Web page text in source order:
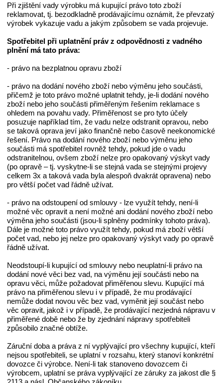
Při zjištění vady výrobku má kupující právo toto zboží
reklamovat, tj. bezodkladně prodávajícímu oznámit, že převzatý
výrobek vykazuje vadu a jakým způsobem se vada projevuje.
Spotřebitel při uplatnění práv z odpovědnosti z vadného
plnění má tato práva:
- právo na bezplatnou opravu zboží
- právo na dodání nového zboží nebo výměnu jeho součásti,
přičemž je toto právo možné uplatnit tehdy, je-li dodání nového
zboží nebo jeho součásti přiměřeným řešením reklamace s
ohledem na povahu vady. Přiměřenost se pro tyto účely
posuzuje například tím, že vadu nelze odstranit opravou, nebo
se taková oprava jeví jako finančně nebo časově neekonomické
řešení. Právo na dodání nového zboží nebo výměnu jeho
součásti má spotřebitel rovněž tehdy, pokud jde o vadu
odstranitelnou, ovšem zboží nelze pro opakovaný výskyt vady
(po opravě – tj. vyskytne-li se stejná vada se stejnými projevy
celkem 3x a taková vada byla alespoň dvakrát opravena) nebo
pro větší počet vad řádně užívat.
- právo na odstoupení od smlouvy - lze využít tehdy, není-li
možné věc opravit a není možné ani dodání nového zboží nebo
výměna jeho součásti (jsou-li splněny podmínky tohoto práva).
Dále je možné toto právo využít tehdy, pokud má zboží větší
počet vad, nebo jej nelze pro opakovaný výskyt vady po opravě
řádně užívat.
Neodstoupí-li kupující od smlouvy nebo neuplatní-li právo na
dodání nové věci bez vad, na výměnu její součásti nebo na
opravu věci, může požadovat přiměřenou slevu. Kupující má
právo na přiměřenou slevu i v případě, že mu prodávající
nemůže dodat novou věc bez vad, vyměnit její součást nebo
věc opravit, jakož i v případě, že prodávající nezjedná nápravu v
přiměřené době nebo že by zjednání nápravy spotřebiteli
způsobilo značné obtíže.
Záruční doba a práva z ní vyplývající pro všechny kupující, kteří
nejsou spotřebiteli, se uplatní v rozsahu, který stanoví konkrétní
dovozce či výrobce. Není-li tak stanoveno dovozcem či
výrobcem, uplatní se práva vyplývající ze záruky za jakost dle §